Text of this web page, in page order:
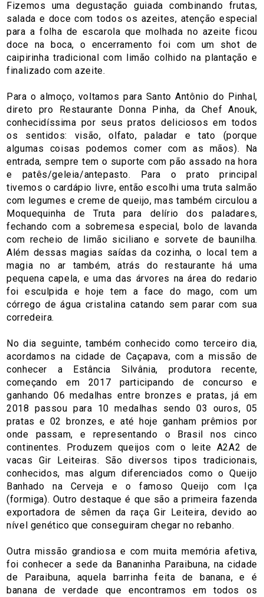
Fizemos uma degustação guiada combinando frutas,
salada e doce com todos os azeites, atenção especial
para a folha de escarola que molhada no azeite ficou
doce na boca, o encerramento foi com um shot de
caipirinha tradicional com limão colhido na plantação e
finalizado com azeite.
Para o almoço, voltamos para Santo Antônio do Pinhal,
direto pro Restaurante Donna Pinha, da Chef Anouk,
conhecidíssima por seus pratos deliciosos em todos
os sentidos: visão, olfato, paladar e tato (porque
algumas coisas podemos comer com as mãos). Na
entrada, sempre tem o suporte com pão assado na hora
e patês/geleia/antepasto. Para o prato principal
tivemos o cardápio livre, então escolhi uma truta salmão
com legumes e creme de queijo, mas também circulou a
Moquequinha de Truta para delírio dos paladares,
fechando com a sobremesa especial, bolo de lavanda
com recheio de limão siciliano e sorvete de baunilha.
Além dessas magias saídas da cozinha, o local tem a
magia no ar também, atrás do restaurante há uma
pequena capela, e uma das árvores na área do redario
foi esculpida e hoje tem a face do mago, com um
córrego de água cristalina catando sem parar com sua
corredeira.
No dia seguinte, também conhecido como terceiro dia,
acordamos na cidade de Caçapava, com a missão de
conhecer a Estância Silvânia, produtora recente,
começando em 2017 participando de concurso e
ganhando 06 medalhas entre bronzes e pratas, já em
2018 passou para 10 medalhas sendo 03 ouros, 05
pratas e 02 bronzes, e até hoje ganham prêmios por
onde passam, e representando o Brasil nos cinco
continentes. Produzem queijos com o leite A2A2 de
vacas Gir Leiteiras. São diversos tipos tradicionais,
conhecidos, mas algum diferenciados como o Queijo
Banhado na Cerveja e o famoso Queijo com Iça
(formiga). Outro destaque é que são a primeira fazenda
exportadora de sêmen da raça Gir Leiteira, devido ao
nível genético que conseguiram chegar no rebanho.
Outra missão grandiosa e com muita memória afetiva,
foi conhecer a sede da Bananinha Paraibuna, na cidade
de Paraibuna, aquela barrinha feita de banana, e é
banana de verdade que encontramos em todos os